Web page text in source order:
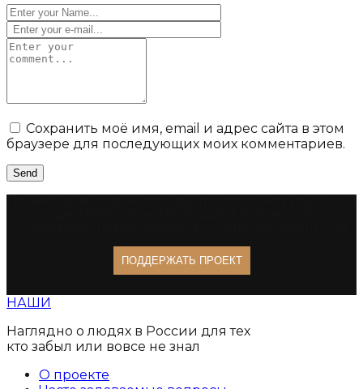
Сохранить моё имя, email и адрес сайта в этом
браузере для последующих моих комментариев.
ПОДДЕРЖАТЬ ПРОЕКТ
НАШИ
Наглядно о людях в России для тех
кто забыл или вовсе не знал
О проекте